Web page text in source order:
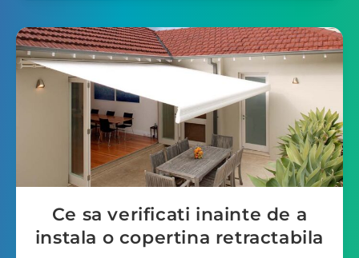
Ce sa verificati inainte de a
instala o copertina retractabila